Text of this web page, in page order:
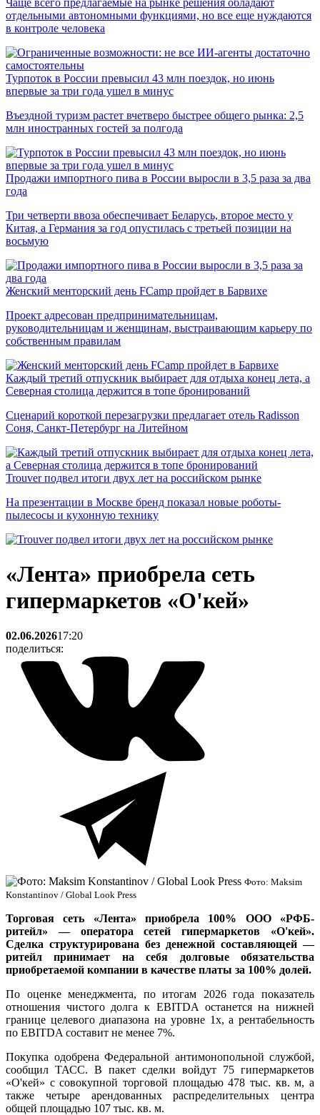
Чаще всего предлагаемые на рынке решения обладают
отдельными автономными функциями, но все еще нуждаются
в контроле человека
Турпоток в России превысил 43 млн поездок, но июнь
впервые за три года ушел в минус
Въездной туризм растет вчетверо быстрее общего рынка: 2,5
млн иностранных гостей за полгода
Продажи импортного пива в России выросли в 3,5 раза за два
года
Три четверти ввоза обеспечивает Беларусь, второе место у
Китая, а Германия за год опустилась с третьей позиции на
восьмую
Женский менторский день FCamp пройдет в Барвихе
Проект адресован предпринимательницам,
руководительницам и женщинам, выстраивающим карьеру по
собственным правилам
Каждый третий отпускник выбирает для отдыха конец лета, а
Северная столица держится в топе бронирований
Сценарий короткой перезагрузки предлагает отель Radisson
Соня, Санкт-Петербург на Литейном
Trouver подвел итоги двух лет на российском рынке
На презентации в Москве бренд показал новые роботы-
пылесосы и кухонную технику
«Лента» приобрела сеть
гипермаркетов «О'кей»
02.06.202617:20
поделиться:
Фото: Maksim
Konstantinov / Global Look Press
Торговая сеть «Лента» приобрела 100% ООО «РФБ-
ритейл» — оператора сетей гипермаркетов «О'кей».
Сделка структурирована без денежной составляющей —
ритейл принимает на себя долговые обязательства
приобретаемой компании в качестве платы за 100% долей.
По оценке менеджмента, по итогам 2026 года показатель
отношения чистого долга к EBITDA останется на нижней
границе целевого диапазона на уровне 1х, а рентабельность
по EBITDA составит не менее 7%.
Покупка одобрена Федеральной антимонопольной службой,
сообщил ТАСС. В пакет сделки войдут 75 гипермаркетов
«О'кей» с совокупной торговой площадью 478 тыс. кв. м, а
также четыре арендованных распределительных центра
общей площадью 107 тыс. кв. м.